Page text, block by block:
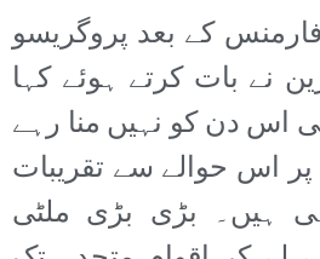
کے بعد پروگریسو
نے بات کرتے ہوئے کہا
دن کو نہیں منا رہے
اس حوالے سے تقریبات
ہیں۔ بڑی بڑی ملٹی